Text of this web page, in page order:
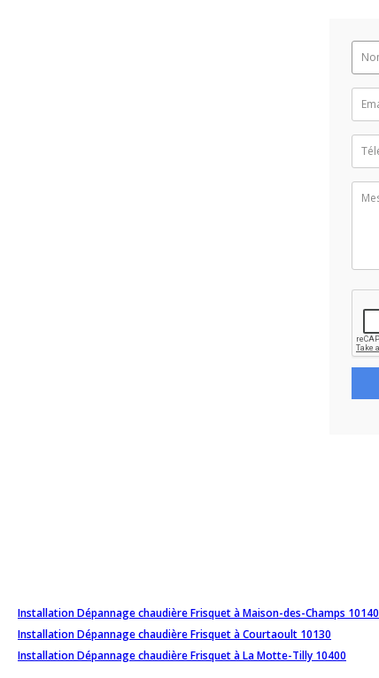
Installation Dépannage chaudière Frisquet à Maison-des-Champs 10140
Installation Dépannage chaudière Frisquet à Courtaoult 10130
Installation Dépannage chaudière Frisquet à La Motte-Tilly 10400